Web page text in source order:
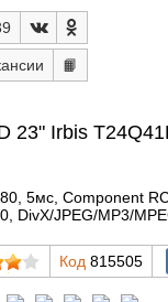
📙
23" Irbis
5мс, Component
DivX/JPEG/MP3/
Код 815505